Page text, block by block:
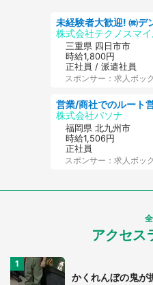
株式会社テクノスマ
三重県 四日市市
時給1,800円
正社員 / 派遣社員
スポンサー：求人ボッ
株式会社パソナ
福岡県 北九州市
時給1,506円
正社員
スポンサー：求人ボッ
アクセス
かくれんぼの鬼が